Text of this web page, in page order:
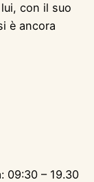
con il suo
è ancora
09:30 – 19.30